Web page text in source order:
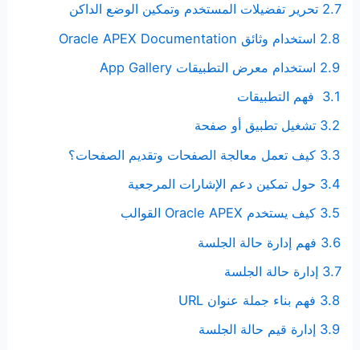
2.7 تحرير تفضيلات المستخدم وتمكين الوضع الداكن
2.8 استخدام وثائق Oracle APEX Documentation
2.9 استخدام معرض التطبيقات App Gallery
3.1 فهم التطبيقات
3.2 تشغيل تطبيق أو صفحة
3.3 كيف تعمل معالجة الصفحات وتقديم الصفحات؟
3.4 حول تمكين دعم الإشارات المرجعية
3.5 كيف يستخدم Oracle APEX القوالب
3.6 فهم إدارة حالة الجلسة
3.7 إدارة حالة الجلسة
3.8 فهم بناء جملة عنوان URL
3.9 إدارة قيم حالة الجلسة